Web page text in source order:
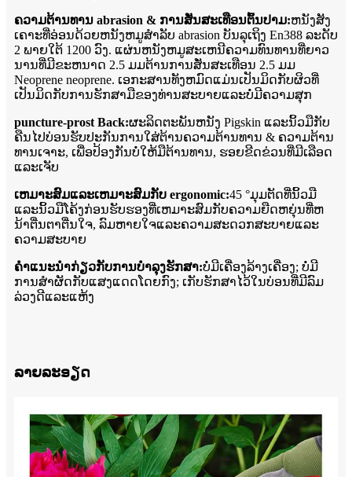
ຄວາມຕ້ານທານ abrasion & ການສັ່ນສະເທືອນຕົ້ນປາມ:ຫນັງສັງ
ເຄາະທີ່ອ່ອນດ້ວຍຫນັງຫມູສໍາລັບ abrasion ບັນລຸເຖິງ En388 ລະດັບ
2 ພາຍໃຕ້ 1200 ວົງ. ແຜ່ນຫນັງຫມູສະເຫນີຄວາມທົນທານທີ່ຍາວ
ນານທີ່ມີຂະຫນາດ 2.5 ມມຕ້ານການສັ່ນສະເທືອນ 2.5 ມມ
Neoprene neoprene. ເອກະສານທັງຫມົດແມ່ນເປັນມິດກັບຜິວທີ່
ເປັນມິດກັບການຮັກສາມືຂອງທ່ານສະບາຍແລະບໍ່ມີຄວາມສຸກ
puncture-prost Back:ຜະລິດຕະພັນຫນັງ Pigskin ແລະນິ້ວມືກັບ
ຄືນໄປບ່ອນຮັບປະກັນການໃສ່ຕ້ານຄວາມຕ້ານທານ & ຄວາມຕ້ານ
ທານເຈາະ, ເພື່ອປ້ອງກັນບໍ່ໃຫ້ມືຕ້ານທານ, ຮອຍຂີດຂ່ວນທີ່ມີເລືອດ
ແລະເຈັບ
ເຫມາະສົມແລະເຫມາະສົມກັບ ergonomic:45 °ມຸມຕັດທີ່ນິ້ວມື
ແລະນິ້ວມືໂຄ້ງກ່ອນຮັບຮອງທີ່ເຫມາະສົມກັບຄວາມຍືດຫຍຸ່ນທີ່ຫ
ນ້າຕື່ນຕາຕື່ນໃຈ, ລົມຫາຍໃຈແລະຄວາມສະດວກສະບາຍແລະ
ຄວາມສະບາຍ
ຄໍາແນະນໍາກ່ຽວກັບການບໍາລຸງຮັກສາ:ບໍ່ມີເຄື່ອງລ້າງເຄື່ອງ; ບໍ່ມີ
ການສໍາຜັດກັບແສງແດດໂດຍກົງ; ເກັບຮັກສາໄວ້ໃນບ່ອນທີ່ມີລົມ
ລ່ວງດີແລະແຫ້ງ
ລາຍລະອຽດ